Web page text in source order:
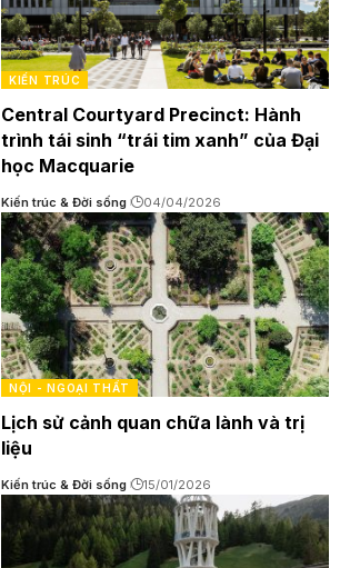
KIẾN TRÚC
Central Courtyard Precinct: Hành
trình tái sinh “trái tim xanh” của Đại
học Macquarie
Kiến trúc & Đời sống 04/04/2026
NỘI - NGOẠI THẤT
Lịch sử cảnh quan chữa lành và trị
liệu
Kiến trúc & Đời sống 15/01/2026